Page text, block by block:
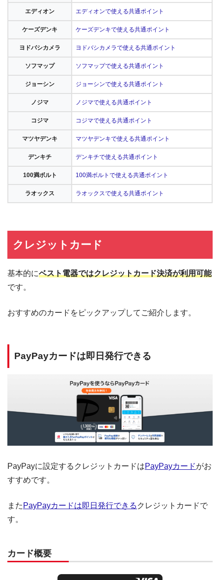
エディオン エディオンで使える共通ポイント
ケーズデンキ ケーズデンキで使える共通ポイント
ヨドバシカメラ ヨドバシカメラで使える共通ポイント
ソフマップ ソフマップで使える共通ポイント
ジョーシン ジョーシンで使える共通ポイント
ノジマ ノジマで使える共通ポイント
コジマ コジマで使える共通ポイント
マツヤデンキ マツヤデンキで使える共通ポイント
デンキチ デンキチで使える共通ポイント
100満ボルト 100満ボルトで使える共通ポイント
ラオックス ラオックスで使える共通ポイント
クレジットカード
基本的にベスト電器ではクレジットカード決済が利用可能
です。
おすすめのカードをピックアップしてご紹介します。
PayPayカードは即日発行できる
PayPayに設定するクレジットカードはPayPayカードがお
すすめです。
また PayPayカードは即日発行できる クレジットカードで
す。
カード概要